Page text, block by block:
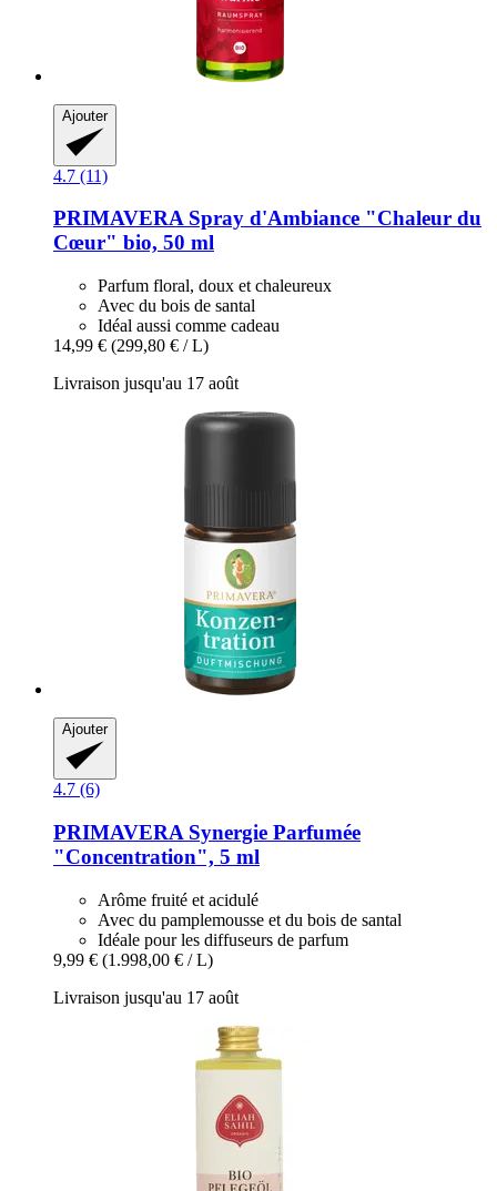
Ajouter
4.7 (11)
PRIMAVERASpray d'Ambiance "Chaleur du
Cœur" bio, 50 ml
Parfum floral, doux et chaleureux
Avec du bois de santal
Idéal aussi comme cadeau
14,99 € (299,80 € / L)
Livraison jusqu'au 17 août
Ajouter
4.7 (6)
PRIMAVERA Synergie Parfumée
"Concentration", 5 ml
Arôme fruité et acidulé
Avec du pamplemousse et du bois de santal
Idéale pour les diffuseurs de parfum
9,99 € (1.998,00 € / L)
Livraison jusqu'au 17 août